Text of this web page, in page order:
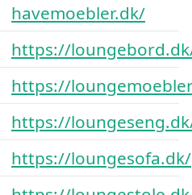
havemoebler.dk/
https://
https://
https://
https://loungesofa.dk/